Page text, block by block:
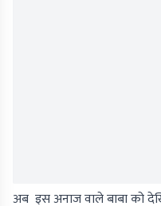
अब इस अनाज वाले बाबा को